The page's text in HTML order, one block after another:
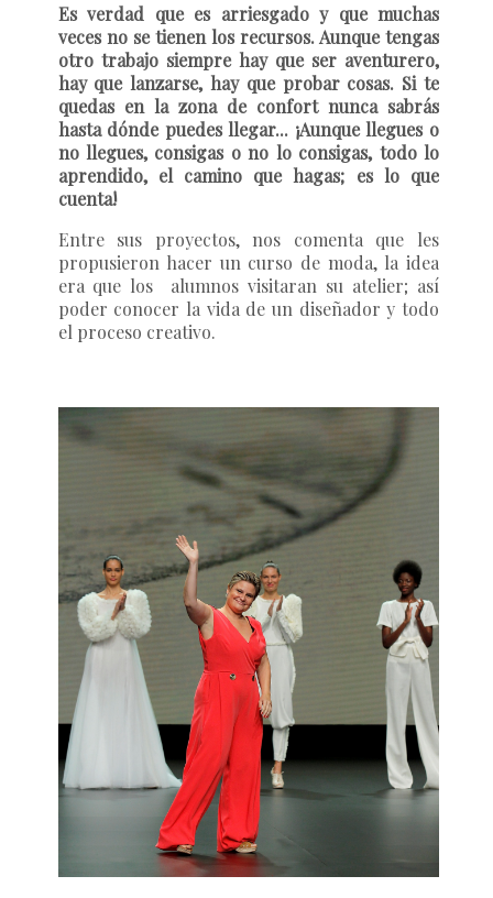
Es verdad que es arriesgado y que muchas
veces no se tienen los recursos. Aunque tengas
otro trabajo siempre hay que ser aventurero,
hay que lanzarse, hay que probar cosas. Si te
quedas en la zona de confort nunca sabrás
hasta dónde puedes llegar... ¡Aunque llegues o
no llegues, consigas o no lo consigas, todo lo
aprendido, el camino que hagas; es lo que
cuenta!
Entre sus proyectos, nos comenta que les
propusieron hacer un curso de moda, la idea
era que los alumnos visitaran su atelier; así
poder conocer la vida de un diseñador y todo
el proceso creativo.